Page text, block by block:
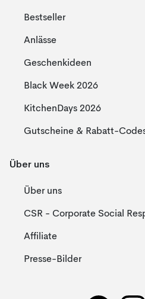
Bestseller
Anlässe
Geschenkideen
Black Week 2026
KitchenDays 2026
Gutscheine & Rabatt-
Über uns
Über uns
CSR - Corporate Social
Affiliate
Presse-Bilder